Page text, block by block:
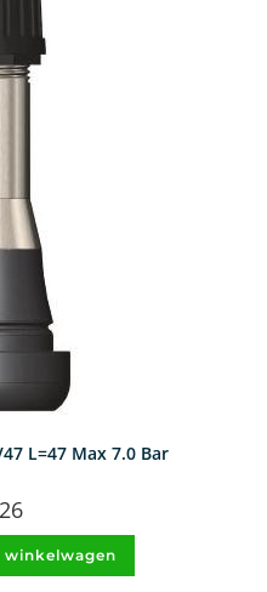
L=47 Max 7.0 Bar
winkelwagen